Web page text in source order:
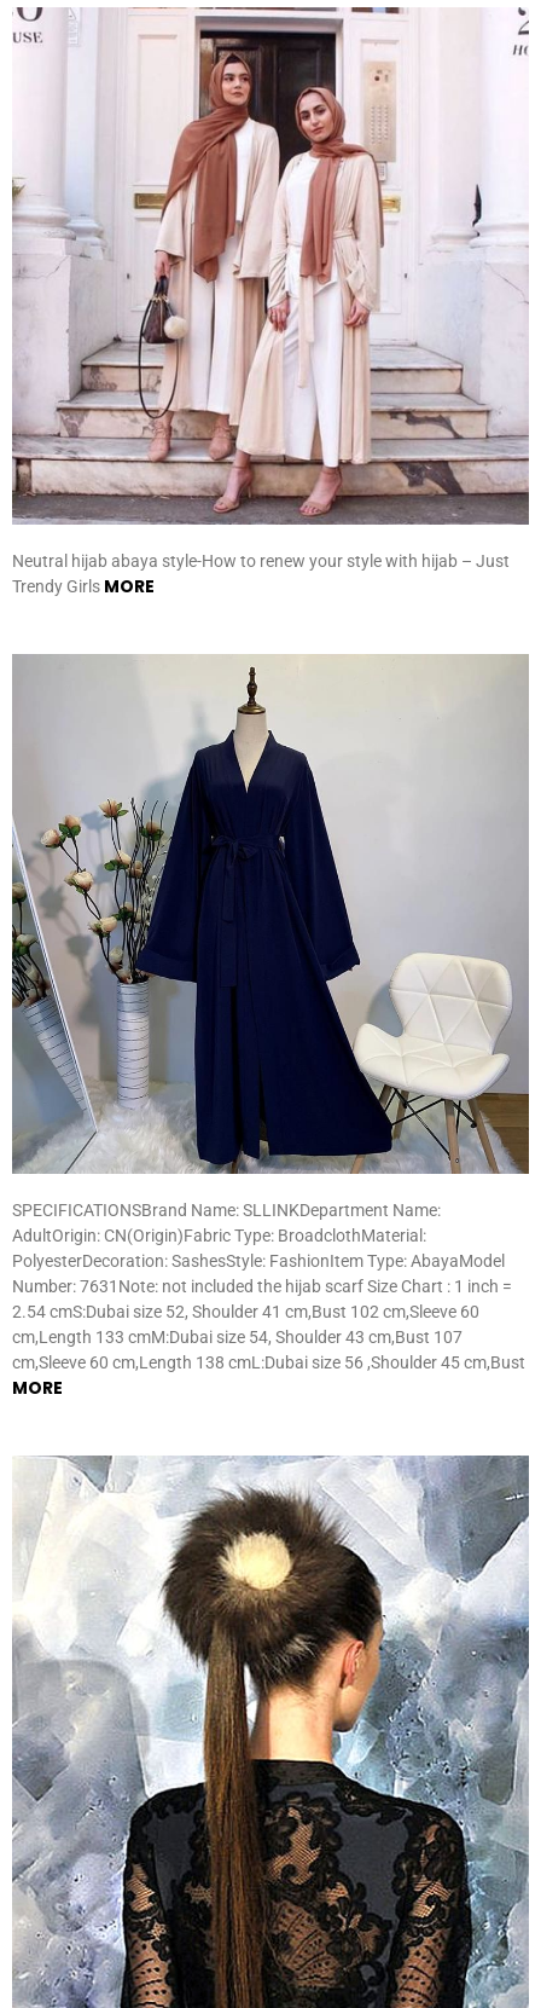
Neutral hijab abaya style-How to renew your style with hijab – Just
Trendy Girls MORE
SPECIFICATIONSBrand Name: SLLINKDepartment Name:
AdultOrigin: CN(Origin)Fabric Type: BroadclothMaterial:
PolyesterDecoration: SashesStyle: FashionItem Type: AbayaModel
Number: 7631Note: not included the hijab scarf Size Chart : 1 inch =
2.54 cmS:Dubai size 52, Shoulder 41 cm,Bust 102 cm,Sleeve 60
cm,Length 133 cmM:Dubai size 54, Shoulder 43 cm,Bust 107
cm,Sleeve 60 cm,Length 138 cmL:Dubai size 56 ,Shoulder 45 cm,Bust
MORE